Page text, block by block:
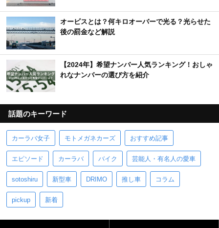
オービスとは？何キロオーバーで光る？光らせた
後の罰金など解説
【2024年】希望ナンバー人気ランキング！おしゃ
れなナンバーの選び方を紹介
話題のキーワード
カーラバ女子 モトメガネカーズ おすすめ記事
エピソード カーラバ バイク 芸能人・有名人の愛車
sotoshiru 新型車 DRIMO 推し車 コラム
pickup 新着